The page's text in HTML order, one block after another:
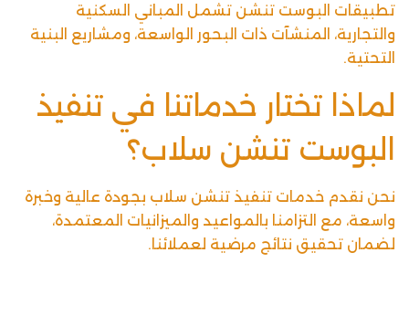
تطبيقات البوست تنشن تشمل المباني السكنية
والتجارية، المنشآت ذات البحور الواسعة، ومشاريع البنية
التحتية.
لماذا تختار خدماتنا في تنفيذ
البوست تنشن سلاب؟
نحن نقدم خدمات تنفيذ تنشن سلاب بجودة عالية وخبرة
واسعة، مع التزامنا بالمواعيد والميزانيات المعتمدة،
لضمان تحقيق نتائج مرضية لعملائنا.